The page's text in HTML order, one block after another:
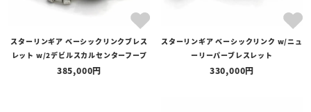
スターリンギア ベーシックリンクブレス
レット w/2デビルスカルセンターフープ
385,000
スターリンギア ベーシックリンク w/ニュ
ーリーパーブレスレット
330,000